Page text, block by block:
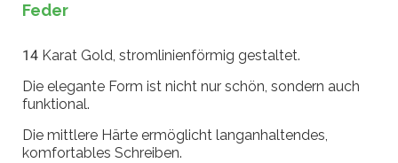
Feder
14 Karat Gold, stromlinienförmig gestaltet.
Die elegante Form ist nicht nur schön, sondern auch
funktional.
Die mittlere Härte ermöglicht langanhaltendes,
komfortables Schreiben.